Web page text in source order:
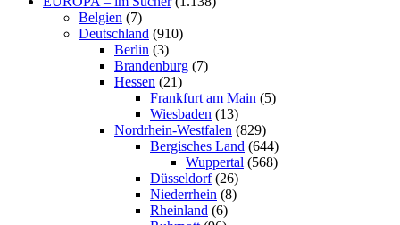
Belgien (7)
Deutschland (910)
Berlin (3)
Brandenburg (7)
Hessen (21)
Frankfurt am Main (5)
Wiesbaden (13)
Nordrhein-Westfalen (829)
Bergisches Land (644)
Wuppertal (568)
Düsseldorf(26)
Niederrhein (8)
Rheinland (6)